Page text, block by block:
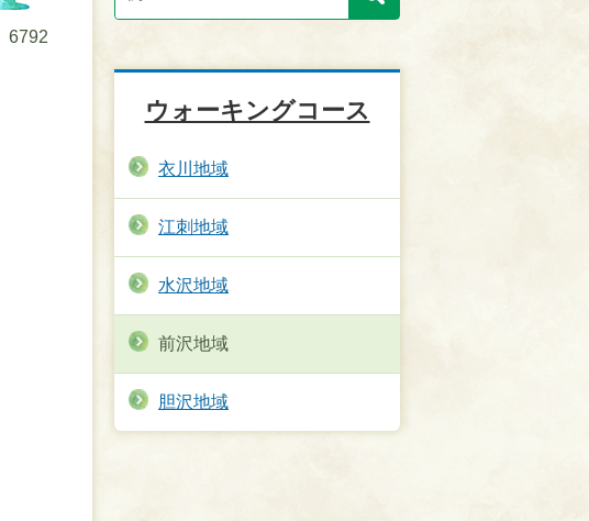
6792
ウォーキングコース
衣川地域
江刺地域
水沢地域
前沢地域
胆沢地域